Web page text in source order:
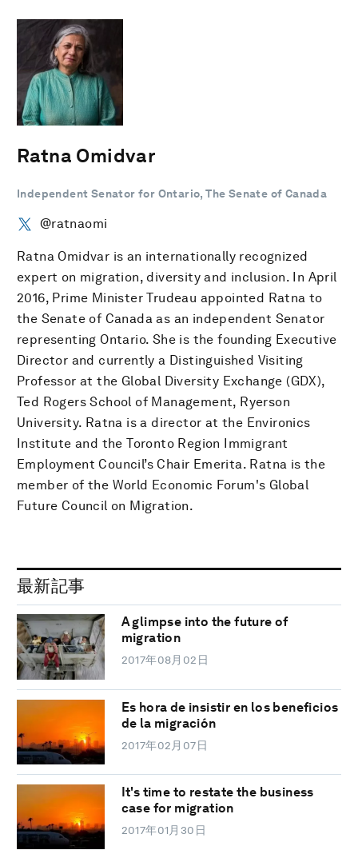
Ratna Omidvar
Independent Senator for Ontario, The Senate of Canada
@ratnaomi
Ratna Omidvar is an internationally recognized
expert on migration, diversity and inclusion. In April
2016, Prime Minister Trudeau appointed Ratna to
the Senate of Canada as an independent Senator
representing Ontario. She is the founding Executive
Director and currently a Distinguished Visiting
Professor at the Global Diversity Exchange (GDX),
Ted Rogers School of Management, Ryerson
University. Ratna is a director at the Environics
Institute and the Toronto Region Immigrant
Employment Council’s Chair Emerita. Ratna is the
member of the World Economic Forum's Global
Future Council on Migration.
最新記事
A glimpse into the future of
migration
2017年08月02日
Es hora de insistir en los beneficios
de la migración
2017年02月07日
It's time to restate the business
case for migration
2017年01月30日